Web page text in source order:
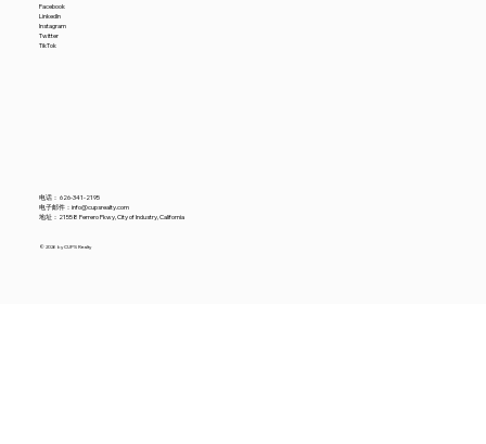
© 2026 by CUPS Realty
电话： 626-341-2195
电子邮件： info@cupsrealty.com
地址：21558 Ferrero Pkwy, City of Industry, California
Facebook
LinkedIn
Instagram
Twitter
TikTok